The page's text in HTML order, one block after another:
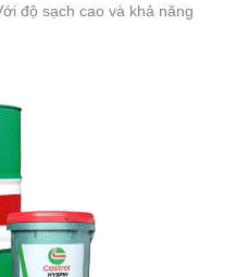
độ sạch cao và khả năng